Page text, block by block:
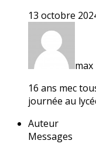
13 octobre
max
16 ans mec
journée au
Auteur
Messages